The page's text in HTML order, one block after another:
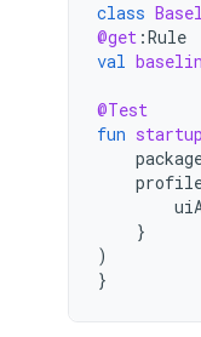
class
@get :Rule
val
@Test
fun startup
}
)
}